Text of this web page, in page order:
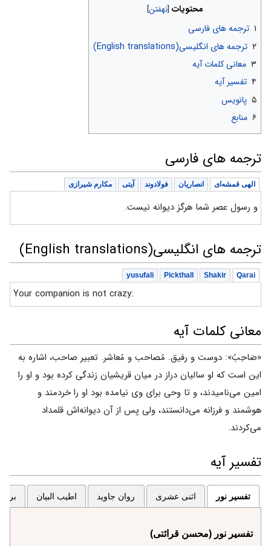
محتویات
۱ ترجمه های فارسی
۲ ترجمه های انگلیسی(English translations)
۳ معانی کلمات آیه
۴ تفسیر آیه
۵ پانویس
۶ منابع
ترجمه های فارسی
الهی قمشه‌ای انصاریان فولادوند آیتی مکارم شیرازی
و رسول عصر شما هرگز دیوانه نیست.
ترجمه های انگلیسی(English translations)
Qarai
Shakir
Pickthall
yusufali
Your companion is not crazy:
معانی کلمات آیه
«صَاحِبُ»: دوست و رفیق. مُصاحب و مُعاشر. تعبیر صاحب، اشاره به
این است که او سالیان دراز در میان قریشیان زندگی کرده بود و او را
امین می‌نامیدند، و تا وحی برای وی نیامده بود او را خردمند و
هوشمند و فرزانه می‌دانستند، ولی پس از آن دیوانه‌اش قلمداد
می‌کردند.
تفسیر آیه
تفسیر نور اثنی عشری روان جاوید اطیب البیان
تفسیر نور (محسن قرائتی)